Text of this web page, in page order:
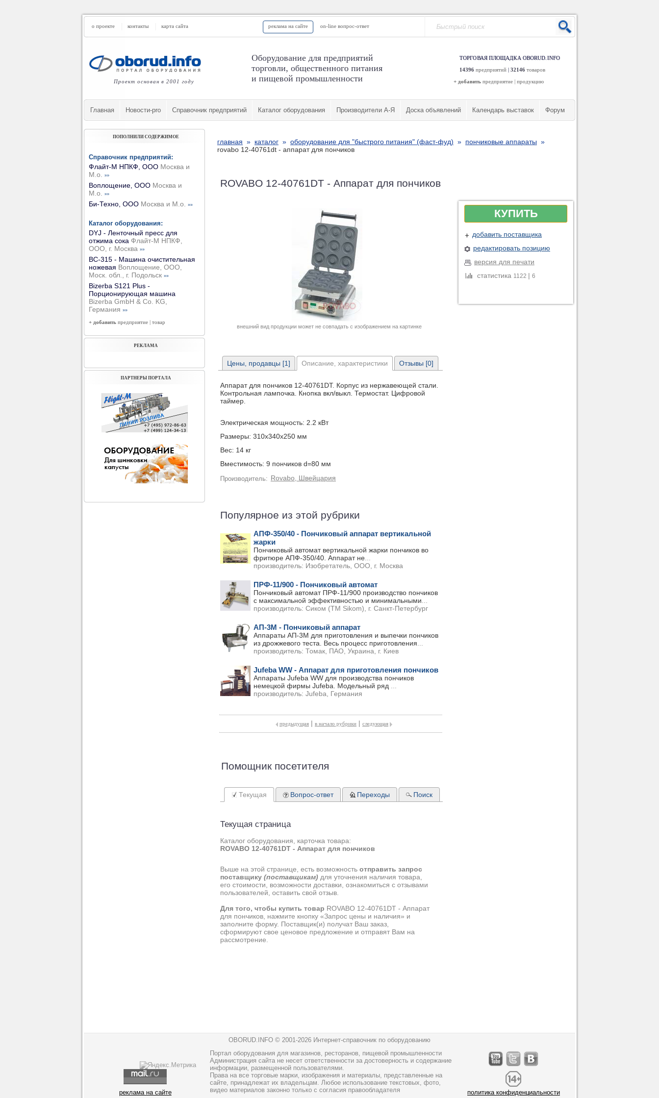
о проекте контакты карта сайта реклама на сайте on-line вопрос-ответ
Проект основан в 2001 году
Оборудование для предприятий
торговли, общественного питания
и пищевой промышленности
ТОРГОВАЯ ПЛОЩАДКА OBORUD.INFO
14396 предприятий | 32146 товаров
+ добавить предприятие | продукцию
Главная Новости-pro Cправочник предприятий Каталог оборудования Производители А-Я Доска объявлений Календарь выставок Форум
главная » каталог » оборудование для "быстрого питания" (фаст-фуд) » пончиковые аппараты »
rovabo 12-40761dt - аппарат для пончиков
ROVABO 12-40761DT - Аппарат для пончиков
внешний вид продукции может не совпадать с изображением на картинке
Цены, продавцы [1] Описание, характеристики
Аппарат для пончиков 12-40761DT. Корпус из нержавеющей стали.
Контрольная лампочка. Кнопка вкл/выкл. Термостат. Цифровой
таймер.
Электрическая мощность: 2.2 кВт
Размеры: 310x340x250 мм
Вес: 14 кг
Вместимость: 9 пончиков d=80 мм
Производитель: Rovabo, Швейцария
Отзывы [0]
Популярное из этой рубрики
АПФ-350/40 - Пончиковый аппарат вертикальной
жарки
Пончиковый автомат вертикальной жарки пончиков во
фритюре АПФ-350/40. Аппарат не
производитель: Изобретатель, ООО, г. Москва
ПРФ-11/900 - Пончиковый автомат
Пончиковый автомат ПРФ-11/900 производство пончиков
с максимальной эффективностью и минимальными
производитель: Сиком (ТМ Sikom), г. Санкт-Петербург
АП-3М - Пончиковый аппарат
Аппараты АП-3М для приготовления и выпечки пончиков
из дрожжевого теста. Весь процесс приготовления
производитель: Томак, ПАО, Украина, г. Киев
Jufeba WW - Аппарат для приготовления пончиков
Аппараты Jufeba WW для производства пончиков
немецкой фирмы Jufeba. Модельный ряд
производитель: Jufeba, Германия
предыдущая | в начало рубрики | следующая
Помощник посетителя
Текущая
Текущая страница
Каталог оборудования, карточка товара:
ROVABO 12-40761DT - Аппарат для пончиков
Выше на этой странице, есть возможность отправить запрос
поставщику (поставщикам) для уточнения наличия товара,
его стоимости, возможности доставки, ознакомиться с отзывами
пользователей, оставить свой отзыв.
Для того, чтобы купить товар ROVABO 12-40761DT - Аппарат
для пончиков, нажмите кнопку «Запрос цены и наличия» и
заполните форму. Поставщик(и) получат Ваш заказ,
сформируют свое ценовое предложение и отправят Вам на
рассмотрение.
Вопрос-ответ Переходы Поиск
КУПИТЬ
добавить поставщика
редактировать позицию
версия для печати
статистика 1122 | 6
ПОПОЛНИЛИ СОДЕРЖИМОЕ
Справочник предприятий:
Флайт-М НПКФ, ООО Москва и
М.о.
»»
Воплощение, ООО Москва и
М.о.
»»
Би-Техно, ООО Москва и М.о. »»
Каталог оборудования:
DYJ - Ленточный пресс для
отжима сока Флайт-М НПКФ,
ООО, г. Москва »»
ВС-315 - Машина очистительная
ножевая Воплощение, ООО,
Моск. обл., г. Подольск »»
Bizerba S121 Plus -
Порционирующая машина
Bizerba GmbH & Co. KG,
Германия »»
+ добавить предприятие | товар
РЕКЛАМА
ПАРТНЕРЫ ПОРТАЛА
OBORUD.INFO © 2001-2026 Интернет-справочник по оборудованию
реклама на сайте
Портал оборудования для магазинов, ресторанов, пищевой промышленности
Администрация сайта не несет ответственности за достоверность и содержание
информации, размещенной пользователями.
Права на все торговые марки, изображения и материалы, представленные на
сайте, принадлежат их владельцам. Любое использование текстовых, фото,
видео материалов законно только с согласия правообладателя
политика конфиденциальности